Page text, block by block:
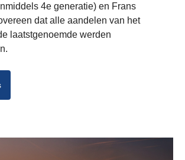
4e generatie) en Frans
dat alle aandelen van het
laatstgenoemde werden